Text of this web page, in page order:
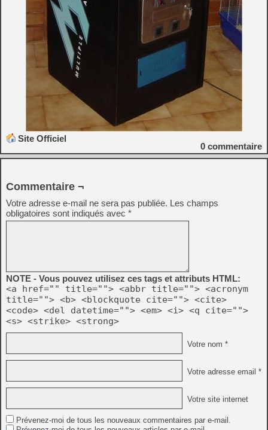
Site Officiel
0 commentaire
Commentaire ¬
Votre adresse e-mail ne sera pas publiée. Les champs
obligatoires sont indiqués avec *
NOTE - Vous pouvez utilisez ces tags et attributs HTML:
<a href="" title=""> <abbr title=""> <acronym
title=""> <b> <blockquote cite=""> <cite>
<code> <del datetime=""> <em> <i> <q cite="">
<s> <strike> <strong>
Votre nom *
Votre adresse email *
Votre site internet
Prévenez-moi de tous les nouveaux commentaires par e-mail.